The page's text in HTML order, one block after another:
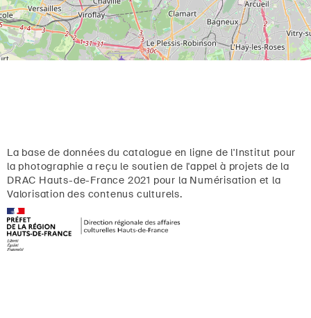
La base de données du catalogue en ligne de l'Institut pour
la photographie a reçu le soutien de l'appel à projets de la
DRAC Hauts-de-France 2021 pour la Numérisation et la
Valorisation des contenus culturels.